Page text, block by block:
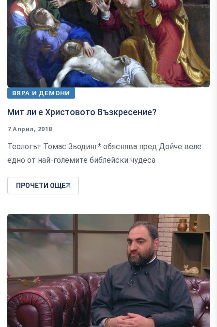
ВЯРА И ДЕМОНИ
Мит ли е Христовото Възкресение?
7 Април, 2018
Теологът Томас Зьодинг* обяснява пред Дойче веле
едно от най-големите библейски чудеса
ПРОЧЕТИ ОЩЕ